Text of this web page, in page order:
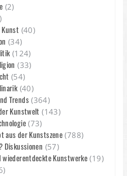
(2)
(40)
(34)
(124)
(33)
(54)
(40)
Trends(364)
Kunstwelt (143)
(73)
aus der Kunstszene (788)
Diskussionen (57)
wiederentdeckte Kunstwerke (19)